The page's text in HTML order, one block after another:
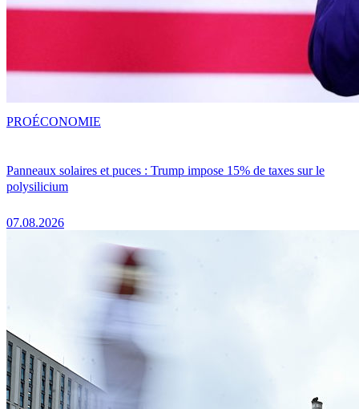
Panneaux solaires et puces : Trump impose 15% de taxes sur le
polysilicium
07.08.2026
PROÉCONOMIE